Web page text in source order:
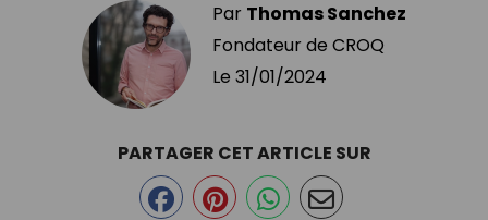
Par Thomas Sanchez
Fondateur de CROQ
Le 31/01/2024
PARTAGER CET ARTICLE SUR